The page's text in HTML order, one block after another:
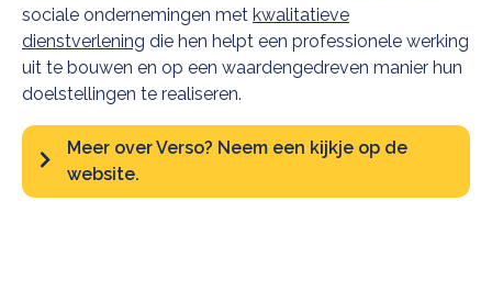
sociale ondernemingen met kwalitatieve
dienstverlening die hen helpt een professionele werking
uit te bouwen en op een waardengedreven manier hun
doelstellingen te realiseren.
Meer over Verso? Neem een kijkje op de
website.